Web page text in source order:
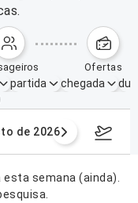
ofertas
partida chegada
de 2026 17–23
semana (ainda).